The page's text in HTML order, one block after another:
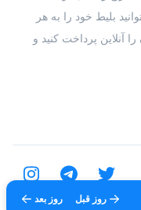
روز قبل روز بعد
بلیط خود را به هر
آنلاین پرداخت کنید و
محفوظ است.